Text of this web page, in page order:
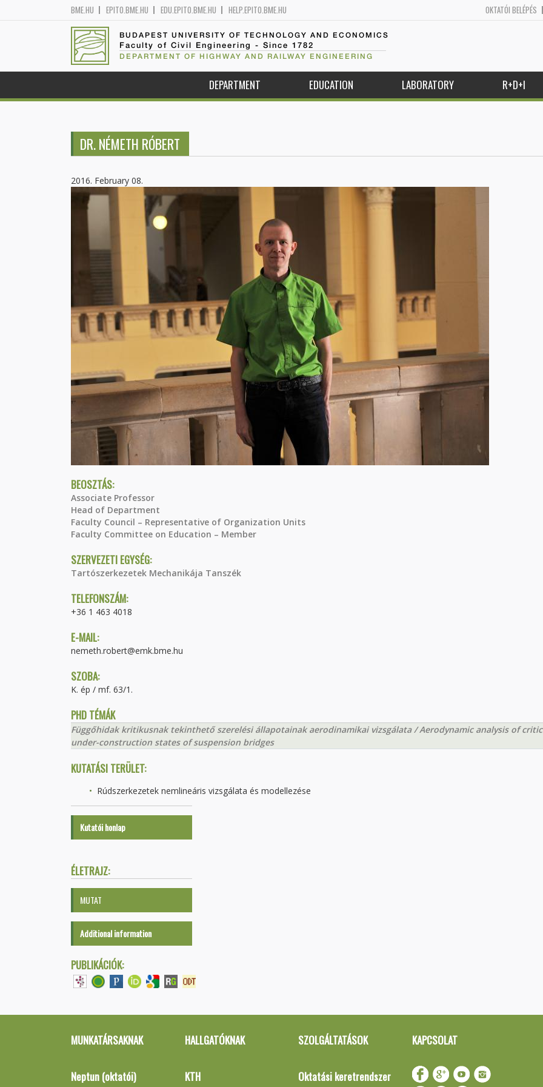
BME.HU EPITO.BME.HU EDU.EPITO.BME.HU HELP.EPITO.BME.HU OKTATÓI BELÉPÉS
BUDAPEST UNIVERSITY OF TECHNOLOGY AND ECONOMICS
Faculty of Civil Engineering - Since 1782
DEPARTMENT OF HIGHWAY AND RAILWAY ENGINEERING
DEPARTMENT EDUCATION LABORATORY R+D+I
DR. NÉMETH RÓBERT
2016. February 08.
BEOSZTÁS:
Associate Professor
Head of Department
Faculty Council – Representative of Organization Units
Faculty Committee on Education – Member
SZERVEZETI EGYSÉG:
Tartószerkezetek Mechanikája Tanszék
TELEFONSZÁM:
+36 1 463 4018
E-MAIL:
nemeth.robert@emk.bme.hu
SZOBA:
K. ép / mf. 63/1.
PHD TÉMÁK
Függőhidak kritikusnak tekinthető szerelési állapotainak aerodinamikai vizsgálata / Aerodynamic analysis of
under-construction states of suspension bridges
KUTATÁSI TERÜLET:
Rúdszerkezetek nemlineáris vizsgálata és modellezése
Kutatói honlap
ÉLETRAJZ:
MUTAT
Additional information
PUBLIKÁCIÓK:
MUNKATÁRSAKNAK
Neptun (oktatói)
HALLGATÓKNAK
KTH
SZOLGÁLTATÁSOK
Oktatási keretrendszer
KAPCSOLAT